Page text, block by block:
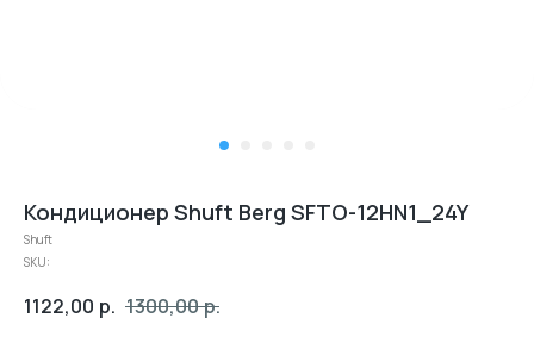
Кондиционер Shuft Berg SFTO-12HN1_24Y
Shuft
SKU:
1122,00 р. 1300,00р.